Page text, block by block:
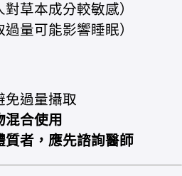
對草本成分較敏感）
過量可能影響睡眠）
免過量攝取
合使用
質者，應先諮詢醫師